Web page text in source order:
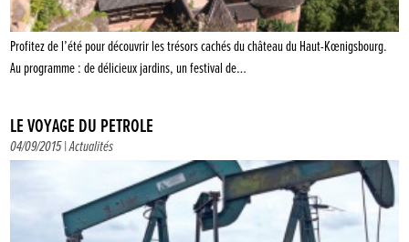
Profitez de l’été pour découvrir les trésors cachés du château du Haut-Kœnigsbourg.
Au programme : de délicieux jardins, un festival de…
LE VOYAGE DU PÉTROLE
04/09/2015 |Actualités